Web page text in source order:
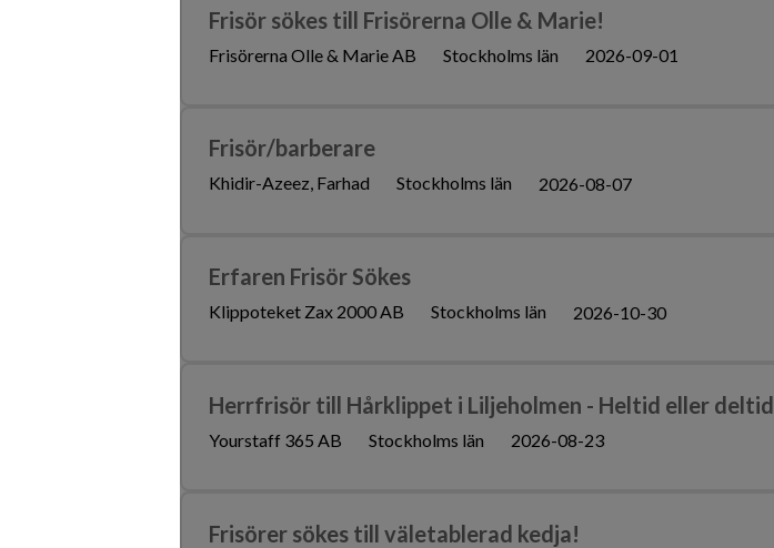
Frisör sökes till Frisörerna Olle & Marie!
Frisörerna Olle & Marie AB Stockholms län 2026-09-01
Frisör/barberare
Khidir-Azeez, Farhad Stockholms län 2026-08-07
Erfaren Frisör Sökes
Klippoteket Zax 2000 AB Stockholms län 2026-10-30
Herrfrisör till Hårklippet i Liljeholmen - Heltid eller deltid
Yourstaff 365 AB Stockholms län 2026-08-23
Frisörer sökes till väletablerad kedja!